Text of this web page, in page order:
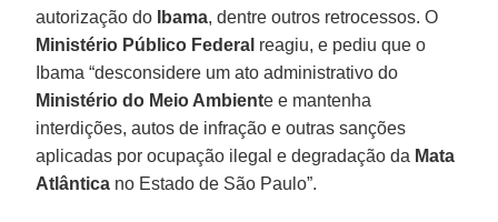
autorização do
Ibama, dentre outros retrocessos. O
Ministério Público Federal reagiu, e pediu que o
Ibama “desconsidere um ato administrativo do
Ministério do Meio Ambiente e mantenha
interdições, autos de infração e outras sanções
aplicadas por ocupação ilegal e degradação da Mata
Atlântica no Estado de São Paulo”.